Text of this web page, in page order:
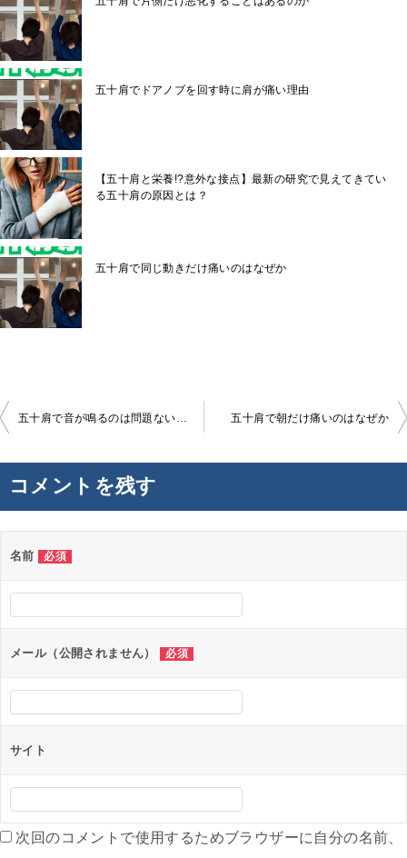
五十肩でドアノブを回す時に肩が痛い理由
【五十肩と栄養!?意外な接点】最新の研究で見えてきてい
る五十肩の原因とは？
五十肩で同じ動きだけ痛いのはなぜか
投
ー
シ
ョ
ン
五十肩で音が鳴るのは問題ないのか 五十肩で朝だけ痛いのはなぜか
コメントを残す
名前 必須
メール（公開されません） 必須
サイト
次回のコメントで使用するためブラウザーに自分の名前、